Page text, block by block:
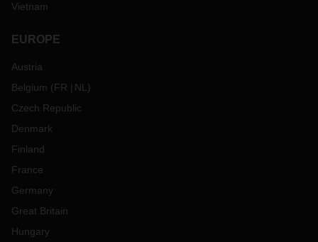
Vietnam
EUROPE
Austria
Belgium (FR NL )
Czech Republic
Denmark
Finland
France
Germany
Great Britain
Hungary